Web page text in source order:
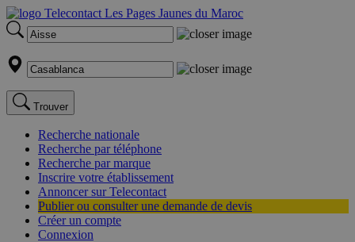
Trouver
Recherche nationale
Recherche par téléphone
Recherche par marque
Inscrire votre établissement
Annoncer sur Telecontact
Publier ou consulter une demande de devis
Créer un compte
Connexion